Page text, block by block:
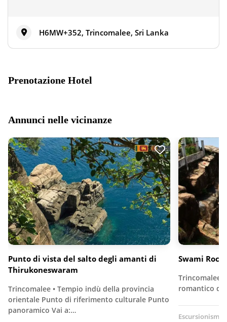
H6MW+352, Trincomalee, Sri Lanka
Prenotazione Hotel
Annunci nelle vicinanze
Punto di vista del salto degli amanti di
Thirukoneswaram
Trincomalee • Tempio indù della provincia
orientale Punto di riferimento culturale Punto
panoramico Vai a:…
Swami
Trincomalee
romantico
Escursionismo